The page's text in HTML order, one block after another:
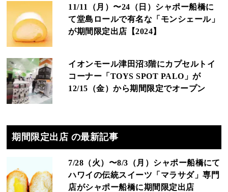
11/11（月）〜24（日）シャポー船橋に
て堂島ロールで有名な「モンシェール」
が期間限定出店【2024】
イオンモール津田沼3階にカプセルトイ
コーナー「TOYS SPOT PALO」が
12/15（金）から期間限定でオープン
期間限定出店 の最新記事
7/28（火）〜8/3（月）シャポー船橋にて
ハワイの伝統スイーツ「マラサダ」専門
店がシャポー船橋に期間限定出店